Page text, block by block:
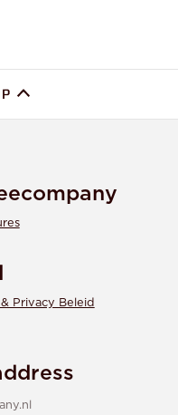
Privacy Beleid